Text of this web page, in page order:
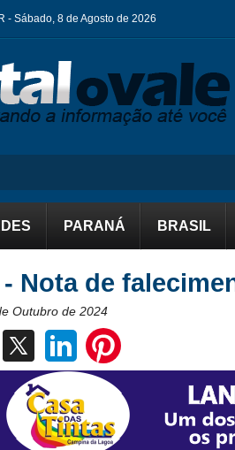
- Sábado, 8 de Agosto de 2026
PARANÁ BRASIL
Nota de
Outubro de 2024